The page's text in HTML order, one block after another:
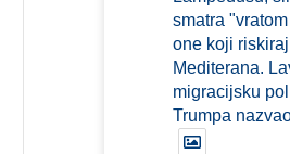
smatra
one koji
Mediterana.
migracijsku
Trumpa